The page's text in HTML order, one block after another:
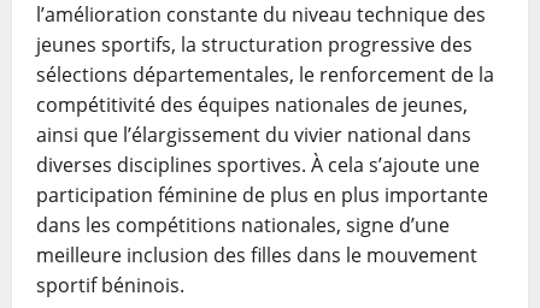
l’amélioration constante du niveau technique des
jeunes sportifs, la structuration progressive des
sélections départementales, le renforcement de la
compétitivité des équipes nationales de jeunes,
ainsi que l’élargissement du vivier national dans
diverses disciplines sportives. À cela s’ajoute une
participation féminine de plus en plus importante
dans les compétitions nationales, signe d’une
meilleure inclusion des filles dans le mouvement
sportif béninois.